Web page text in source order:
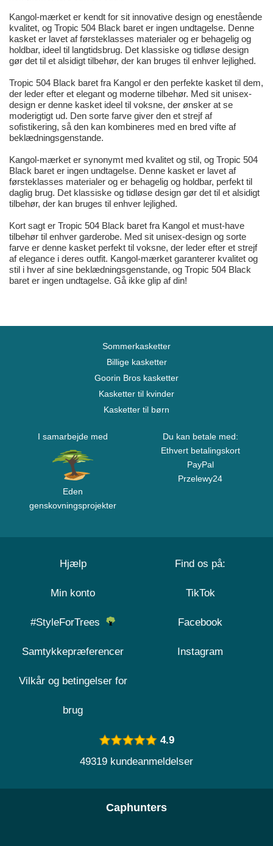
Kangol-mærket er kendt for sit innovative design og enestående
kvalitet, og Tropic 504 Black baret er ingen undtagelse. Denne
kasket er lavet af førsteklasses materialer og er behagelig og
holdbar, ideel til langtidsbrug. Det klassiske og tidløse design
gør det til et alsidigt tilbehør, der kan bruges til enhver lejlighed.
Tropic 504 Black baret fra Kangol er den perfekte kasket til dem,
der leder efter et elegant og moderne tilbehør. Med sit unisex-
design er denne kasket ideel til voksne, der ønsker at se
moderigtigt ud. Den sorte farve giver den et strejf af
sofistikering, så den kan kombineres med en bred vifte af
beklædningsgenstande.
Kangol-mærket er synonymt med kvalitet og stil, og Tropic 504
Black baret er ingen undtagelse. Denne kasket er lavet af
førsteklasses materialer og er behagelig og holdbar, perfekt til
daglig brug. Det klassiske og tidløse design gør det til et alsidigt
tilbehør, der kan bruges til enhver lejlighed.
Kort sagt er Tropic 504 Black baret fra Kangol et must-have
tilbehør til enhver garderobe. Med sit unisex-design og sorte
farve er denne kasket perfekt til voksne, der leder efter et strejf
af elegance i deres outfit. Kangol-mærket garanterer kvalitet og
stil i hver af sine beklædningsgenstande, og Tropic 504 Black
baret er ingen undtagelse. Gå ikke glip af din!
Sommerkasketter
Billige kasketter
Goorin Bros kasketter
Kasketter til kvinder
Kasketter til børn
I samarbejde med
Eden
genskovningsprojekter
Du kan betale med:
Ethvert betalingskort
PayPal
Przelewy24
Hjælp
Min konto
#StyleForTrees
Samtykkepræferencer
Vilkår og betingelser for
brug
Find os på:
TikTok
Facebook
Instagram
4.9
49319 kundeanmeldelser
Caphunters